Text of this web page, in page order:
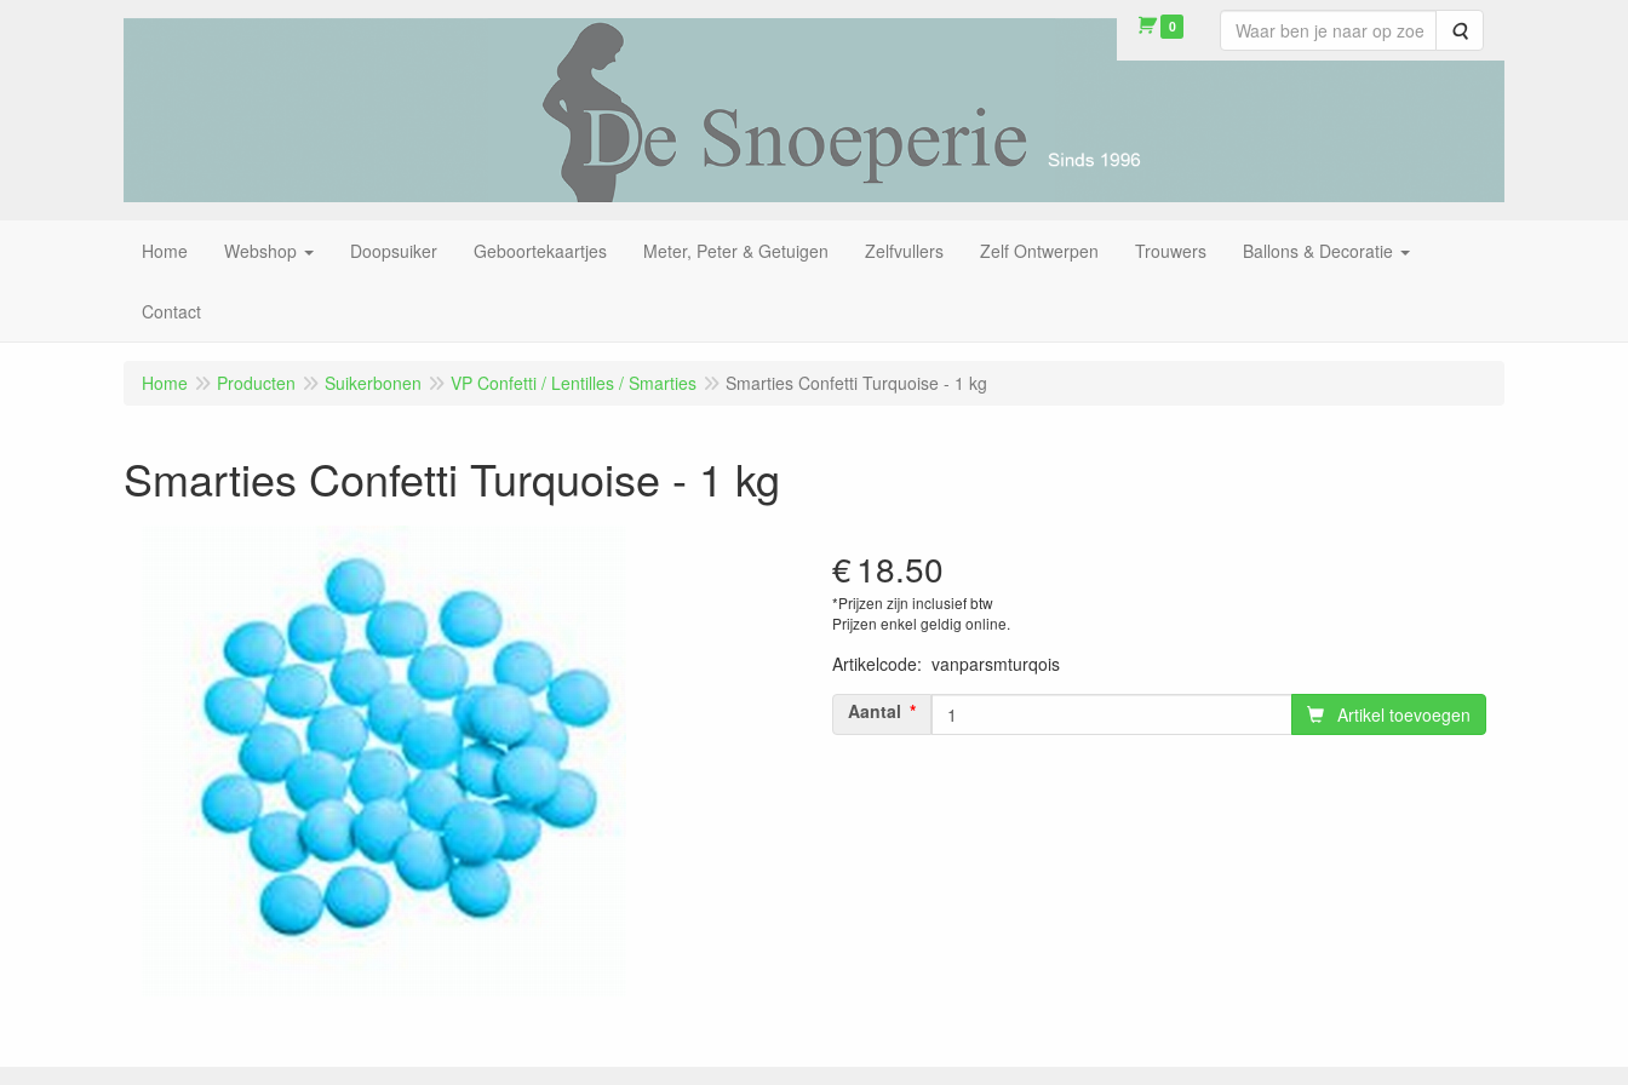
0 Zoeken
Home Webshop Doopsuiker Geboortekaartjes Meter, Peter & Getuigen Zelfvullers Zelf Ontwerpen Trouwers Ballons & Decoratie
Contact
Home Producten Suikerbonen VP Confetti / Lentilles / Smarties Smarties Confetti Turquoise - 1 kg
Smarties Confetti Turquoise - 1 kg
€18.50
*Prijzen zijn inclusief btw
Prijzen enkel geldig online.
Artikelcode: vanparsmturqois
Aantal
Artikel toevoegen